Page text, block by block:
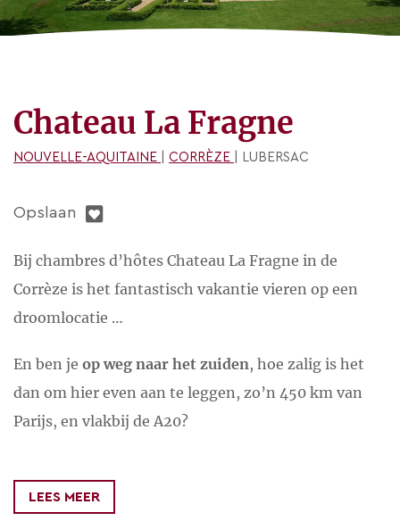
Chateau La Fragne
NOUVELLE-AQUITAINE CORRÈZE | LUBERSAC
Opslaan
Bij chambres d’hôtes Chateau La Fragne in de
Corrèze is het fantastisch vakantie vieren op een
droomlocatie …
En ben je op weg naar het zuiden, hoe zalig is het
dan om hier even aan te leggen, zo’n 450 km van
Parijs, en vlakbij de A20?
gemakken en comfort voorzien. Jong en oud worden
LEES MEER